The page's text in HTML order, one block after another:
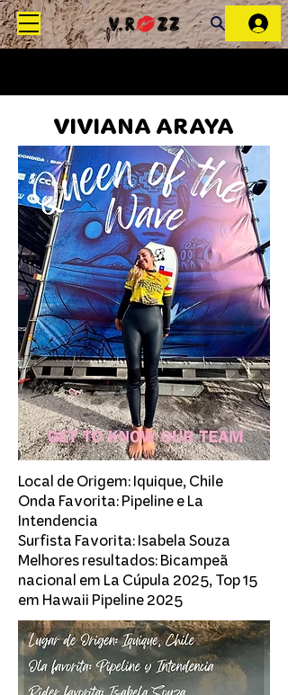
VIVIANA ARAYA
Local de Origem: Iquique, Chile
Onda Favorita: Pipeline e La
Intendencia
Surfista Favorita: Isabela Souza
Melhores resultados: Bicampeã
nacional em La Cúpula 2025, Top 15
em Hawaii Pipeline 2025